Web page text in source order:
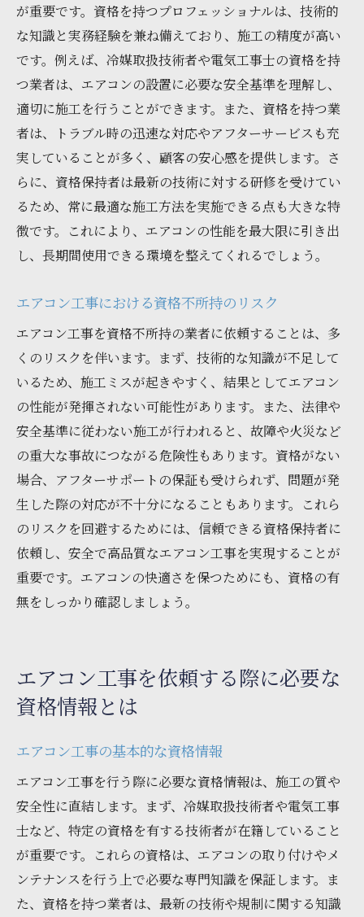
が重要です。資格を持つプロフェッショナルは、技術的
な知識と実務経験を兼ね備えており、施工の精度が高い
です。例えば、冷媒取扱技術者や電気工事士の資格を持
つ業者は、エアコンの設置に必要な安全基準を理解し、
適切に施工を行うことができます。また、資格を持つ業
者は、トラブル時の迅速な対応やアフターサービスも充
実していることが多く、顧客の安心感を提供します。さ
らに、資格保持者は最新の技術に対する研修を受けてい
るため、常に最適な施工方法を実施できる点も大きな特
徴です。これにより、エアコンの性能を最大限に引き出
し、長期間使用できる環境を整えてくれるでしょう。
エアコン工事における資格不所持のリスク
エアコン工事を資格不所持の業者に依頼することは、多
くのリスクを伴います。まず、技術的な知識が不足して
いるため、施工ミスが起きやすく、結果としてエアコン
の性能が発揮されない可能性があります。また、法律や
安全基準に従わない施工が行われると、故障や火災など
の重大な事故につながる危険性もあります。資格がない
場合、アフターサポートの保証も受けられず、問題が発
生した際の対応が不十分になることもあります。これら
のリスクを回避するためには、信頼できる資格保持者に
依頼し、安全で高品質なエアコン工事を実現することが
重要です。エアコンの快適さを保つためにも、資格の有
無をしっかり確認しましょう。
エアコン工事を依頼する際に必要な
資格情報とは
エアコン工事の基本的な資格情報
エアコン工事を行う際に必要な資格情報は、施工の質や
安全性に直結します。まず、冷媒取扱技術者や電気工事
士など、特定の資格を有する技術者が在籍していること
が重要です。これらの資格は、エアコンの取り付けやメ
ンテナンスを行う上で必要な専門知識を保証します。ま
た、資格を持つ業者は、最新の技術や規制に関する知識